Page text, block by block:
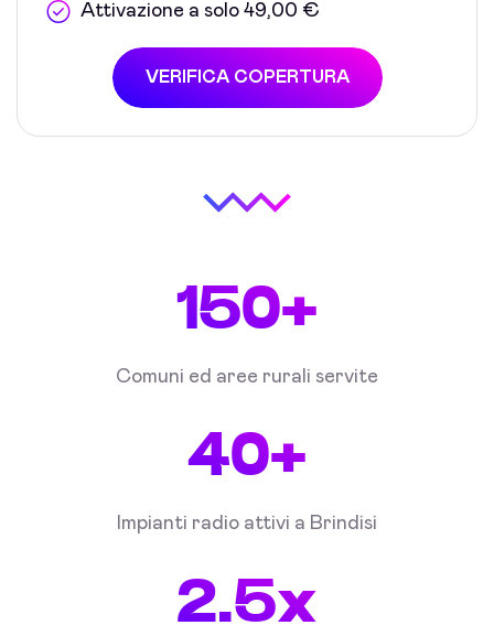
Attivazione a solo 49,00 €
VERIFICA COPERTURA
150+
Comuni ed aree rurali servite
40+
Impianti radio attivi a Brindisi
2.5x